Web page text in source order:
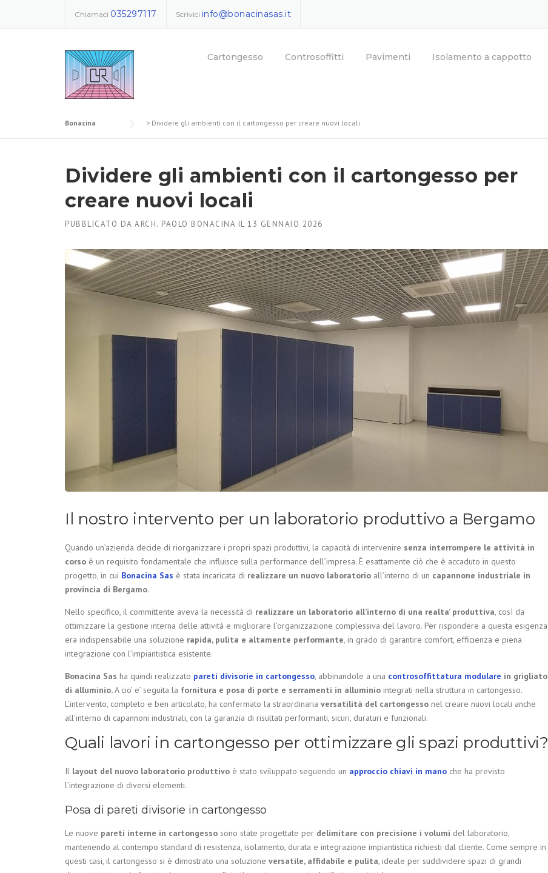
Chiamaci 035297117 Scrivici info@bonacinasas.it
Cartongesso Controsoffitti Pavimenti Isolamento a cappotto
Bonacina > Dividere gli ambienti con il cartongesso per creare nuovi locali
Dividere gli ambienti con il cartongesso per
creare nuovi locali
PUBBLICATO DA ARCH. PAOLO BONACINA IL 13 GENNAIO 2026
Il nostro intervento per un laboratorio produttivo a Bergamo
Quando un’azienda decide di riorganizzare i propri spazi produttivi, la capacità di intervenire senza interrompere le attività in
corso è un requisito fondamentale che influisce sulla performance dell’impresa. È esattamente ciò che è accaduto in questo
progetto, in cui Bonacina Sas è stata incaricata di realizzare un nuovo laboratorio all’interno di un capannone industriale in
provincia di Bergamo.
Nello specifico, il committente aveva la necessità di realizzare un laboratorio all’interno di una realta’ produttiva, così da
ottimizzare la gestione interna delle attività e migliorare l’organizzazione complessiva del lavoro. Per rispondere a questa esigenza
era indispensabile una soluzione rapida, pulita e altamente performante, in grado di garantire comfort, efficienza e piena
integrazione con l’impiantistica esistente.
Bonacina Sas ha quindi realizzato pareti divisorie in cartongesso, abbinandole a una controsoffittatura modulare in grigliato
di alluminio.A cio’ e’ seguita la fornitura e posa di porte e serramenti in alluminio integrati nella struttura in cartongesso.
L’intervento, completo e ben articolato, ha confermato la straordinaria versatilità del cartongesso nel creare nuovi locali anche
all’interno di capannoni industriali, con la garanzia di risultati performanti, sicuri, duraturi e funzionali.
Quali lavori in cartongesso per ottimizzare gli spazi produttivi?
Il layout del nuovo laboratorio produttivo è stato sviluppato seguendo un approccio chiavi in mano che ha previsto
l’integrazione di diversi elementi.
Posa di pareti divisorie in cartongesso
Le nuove pareti interne in cartongesso sono state progettate per delimitare con precisione i volumi del laboratorio,
mantenendo al contempo standard di resistenza, isolamento, durata e integrazione impiantistica richiesti dal cliente. Come sempre in
questi casi, il cartongesso si è dimostrato una soluzione versatile, affidabile e pulita, ideale per suddividere spazi di grandi